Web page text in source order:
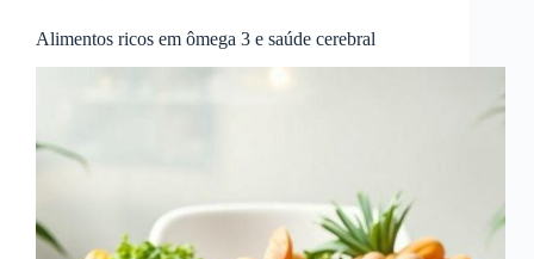
Alimentos ricos em ômega 3 e saúde cerebral